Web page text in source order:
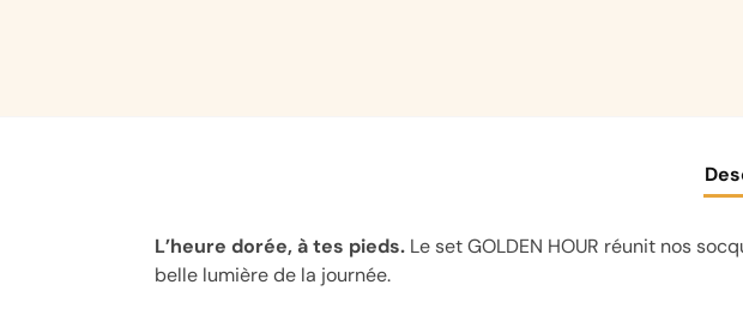
L’heure dorée, à tes pieds.Le set GOLDEN HOUR réunit nos
belle lumière de la journée.